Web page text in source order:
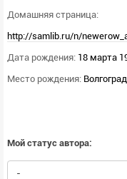
Домашняя страница:
http://samlib.ru/n/
Дата рождения: 18 марта
Место рождения:
Мой статус автора:
-